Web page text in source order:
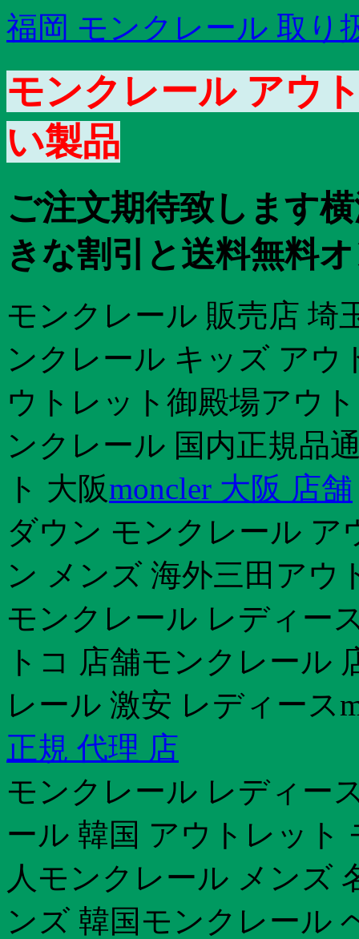
福岡 モンクレール 取り
モンクレール アウ
い製品
ご注文期待致します
きな割引と送料無料
モンクレール 販売店 埼
ンクレール キッズ アウ
ウトレット御殿場アウ
ンクレール 国内正規品
ト 大阪moncler 大阪 店舗
ダウン モンクレール
ン メンズ 海外三田アウ
モンクレール レディー
トコ 店舗モンクレール
レール 激安 レディース
正規 代理 店
モンクレール レディー
ール 韓国 アウトレット
人モンクレール メンズ
ンズ 韓国モンクレール